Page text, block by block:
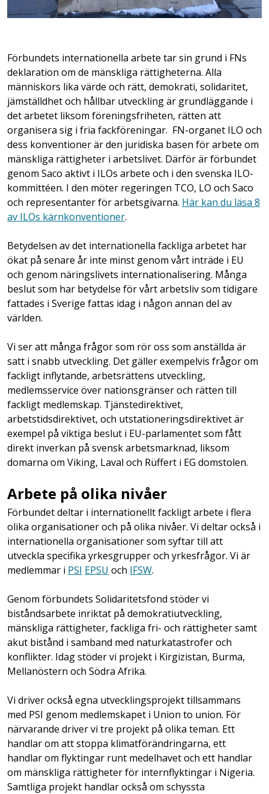
Förbundets internationella arbete tar sin grund i FNs
deklaration om de mänskliga rättigheterna. Alla
människors lika värde och rätt, demokrati, solidaritet,
jämställdhet och hållbar utveckling är grundläggande i
det arbetet liksom föreningsfriheten, rätten att
organisera sig i fria fackföreningar. FN-organet ILO och
dess konventioner är den juridiska basen för arbete om
mänskliga rättigheter i arbetslivet. Därför är förbundet
genom Saco aktivt i ILOs arbete och i den svenska ILO-
kommittéen. I den möter regeringen TCO, LO och Saco
och representanter för arbetsgivarna. Här kan du läsa 8
av ILOs kärnkonventioner.
Betydelsen av det internationella fackliga arbetet har
ökat på senare år inte minst genom vårt inträde i EU
och genom näringslivets internationalisering. Många
beslut som har betydelse för vårt arbetsliv som tidigare
fattades i Sverige fattas idag i någon annan del av
världen.
Vi ser att många frågor som rör oss som anställda är
satt i snabb utveckling. Det gäller exempelvis frågor om
fackligt inflytande, arbetsrättens utveckling,
medlemsservice över nationsgränser och rätten till
fackligt medlemskap. Tjänstedirektivet,
arbetstidsdirektivet, och utstationeringsdirektivet är
exempel på viktiga beslut i EU-parlamentet som fått
direkt inverkan på svensk arbetsmarknad, liksom
domarna om Viking, Laval och Rüffert i EG domstolen.
Arbete på olika nivåer
Förbundet deltar i internationellt fackligt arbete i flera
olika organisationer och på olika nivåer. Vi deltar också i
internationella organisationer som syftar till att
utveckla specifika yrkesgrupper och yrkesfrågor. Vi är
medlemmar i PSI EPSU och IFSW.
Genom förbundets Solidaritetsfond stöder vi
biståndsarbete inriktat på demokratiutveckling,
mänskliga rättigheter, fackliga fri- och rättigheter samt
akut bistånd i samband med naturkatastrofer och
konflikter. Idag stöder vi projekt i Kirgizistan, Burma,
Mellanöstern och Södra Afrika.
Vi driver också egna utvecklingsprojekt tillsammans
med PSI genom medlemskapet i Union to union. För
närvarande driver vi tre projekt på olika teman. Ett
handlar om att stoppa klimatförändringarna, ett
handlar om flyktingar runt medelhavet och ett handlar
om mänskliga rättigheter för internflyktingar i Nigeria.
Samtliga projekt handlar också om schyssta